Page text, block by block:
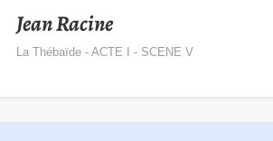
Jean Racine
La Thébaïde - ACTE I - SCENE V